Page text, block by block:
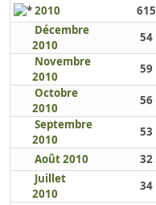
2010
615
Décembre
2010
54
Novembre
2010
59
Octobre
2010
56
Septembre
2010
53
Août 2010
32
Juillet
2010
34